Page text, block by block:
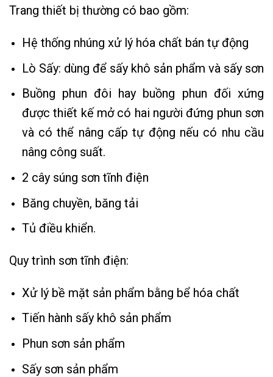
Trang thiết bị thường có bao gồm:
Hệ thống nhúng xử lý hóa chất bán tự động
Lò Sấy: dùng để sấy khô sản phẩm và sấy sơn
Buồng phun đôi hay buồng phun đối xứng
được thiết kế mở có hai người đứng phun sơn
và có thể nâng cấp tự động nếu có nhu cầu
nâng công suất.
2 cây súng sơn tĩnh điện
Băng chuyền, băng tải
Tủ điều khiển.
Quy trình sơn tĩnh điện:
Xử lý bề mặt sản phẩm bằng bể hóa chất
Tiến hành sấy khô sản phẩm
Phun sơn sản phẩm
Sấy sơn sản phẩm